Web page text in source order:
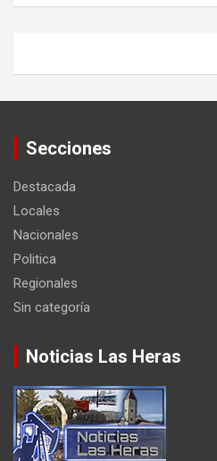
Secciones
Destacada
Locales
Nacionales
Politica
Regionales
Sin categoría
Noticias Las Heras